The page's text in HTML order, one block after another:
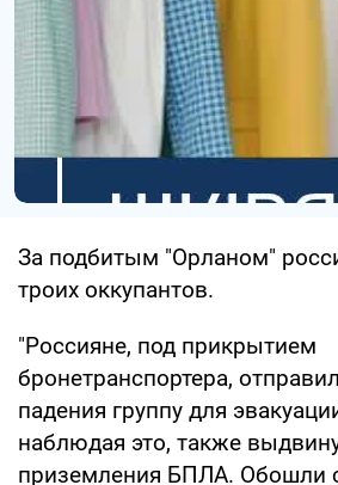
За подбитым "Орланом"
троих оккупантов.
"Россияне, под прикрытием
бронетранспортера,
падения группу для
наблюдая это, также
приземления БПЛА. Обошли